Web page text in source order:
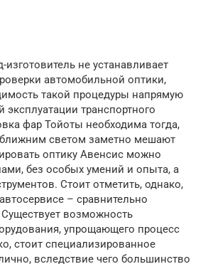
изготовитель не устанавливает
автомобильной оптики,
такой процедуры напрямую
эксплуатации транспортного
фар Тойоты необходима тогда,
светом заметно мешают
оптику Авенсис можно
без особых умений и опыта, а
Стоит отметить, однако,
– сравнительно
возможность
упрощающего процесс
стоит специализированное
вследствие чего большинство